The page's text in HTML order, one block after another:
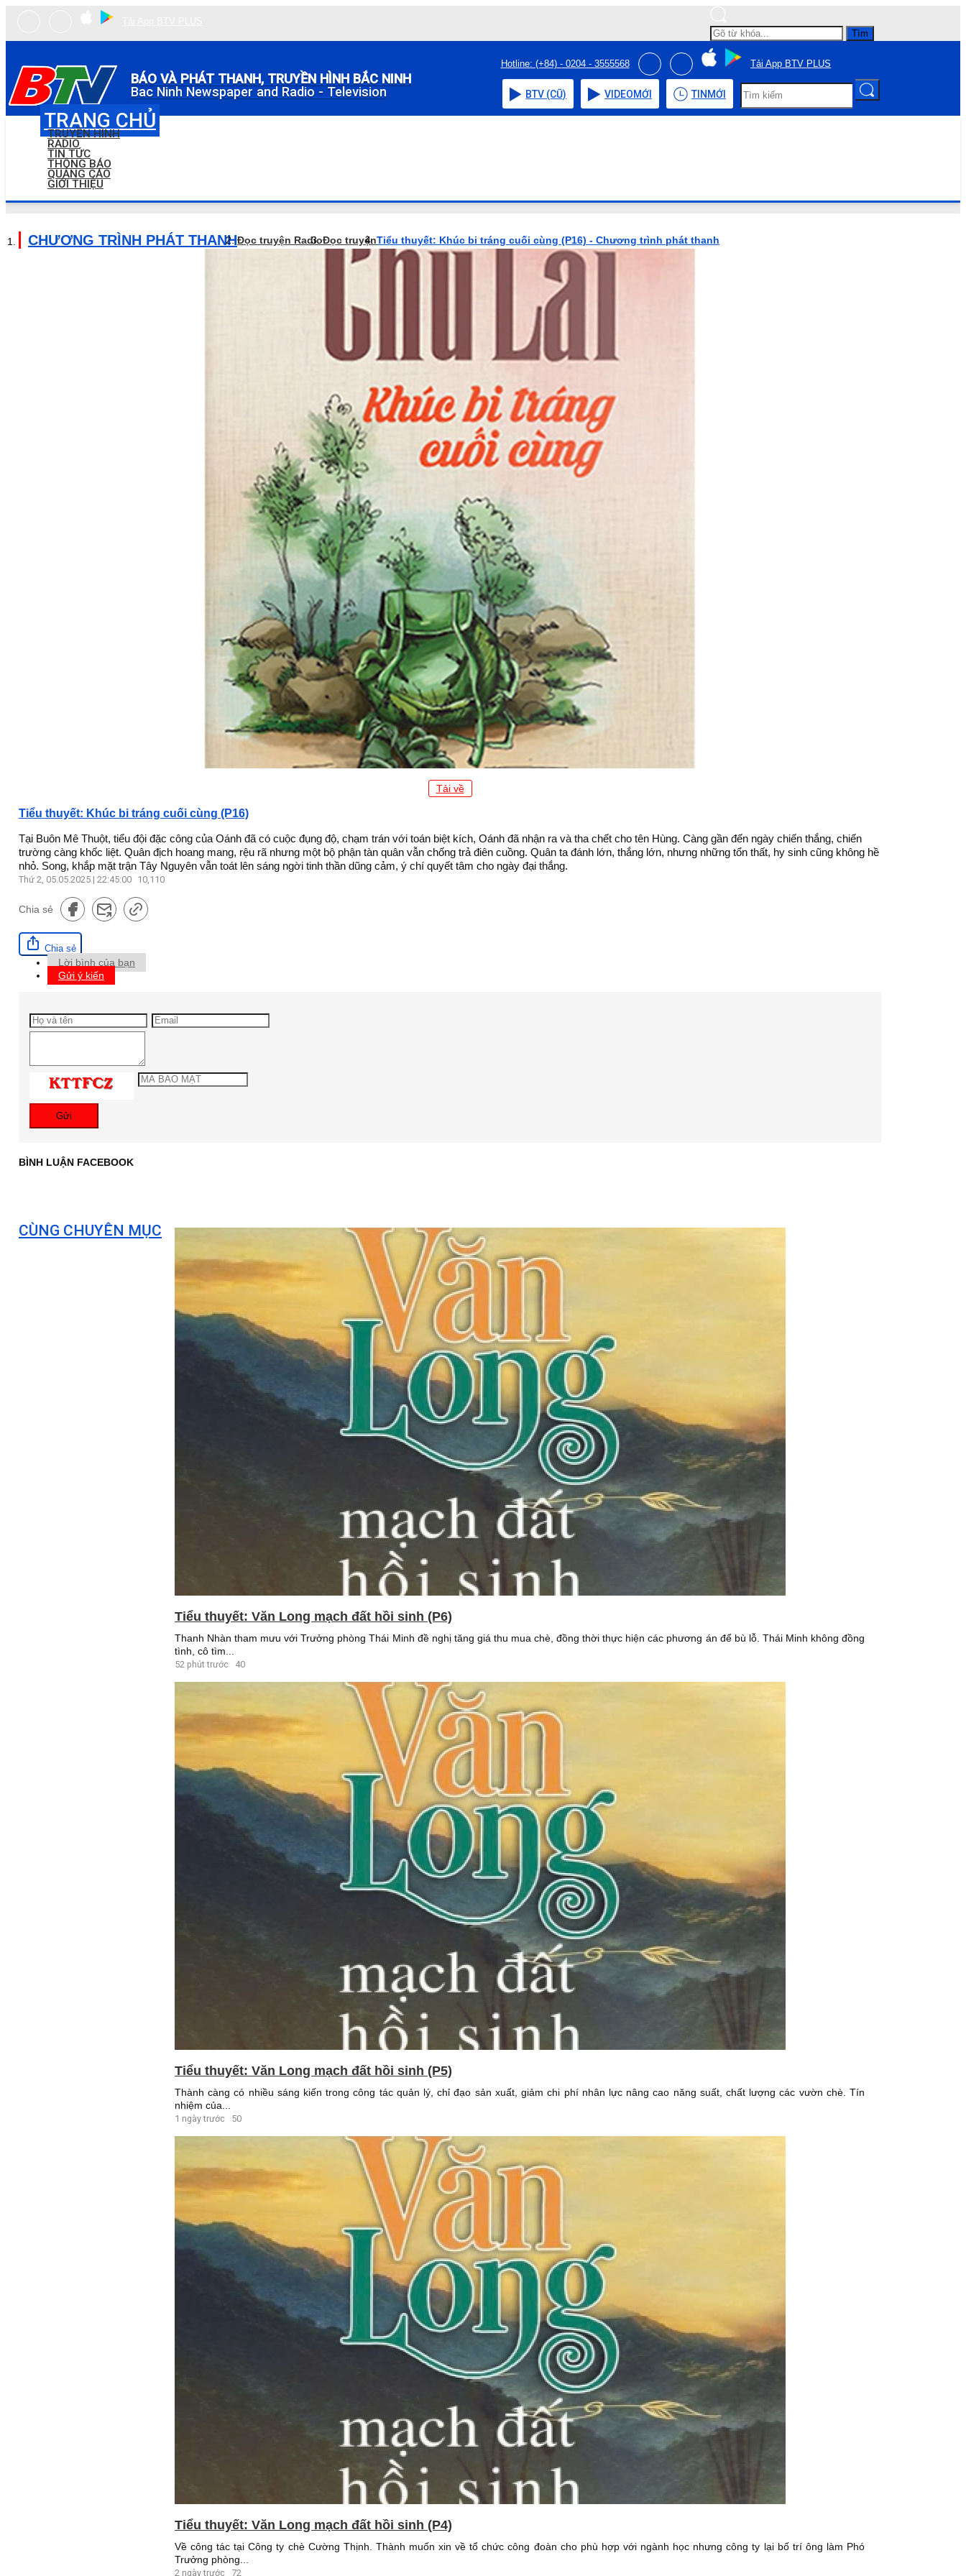
Tìm
BÁO VÀ PHÁT THANH, TRUYỀN HÌNH BẮC NINH
Bac Ninh Newspaper and Radio - Television
Hotline: (+84) - 0204 - 3555568 Tải App BTV PLUS
BTV (CŨ) VIDEOMỚI TIN MỚI
TRANG CHỦ
TRUYỀN HÌNH
RADIO
TIN TỨC
THÔNG BÁO
QUẢNG CÁO
GIỚI THIỆU
CHƯƠNG TRÌNH PHÁT THANHĐọc truyện RadioĐọc truyệnTiểu thuyết: Khúc bi tráng cuối cùng (P16) - Chương trình phát thanh
Tải về
Tiểu thuyết: Khúc bi tráng cuối cùng (P16)
Tại Buôn Mê Thuột, tiểu đội đặc công của Oánh đã có cuộc đụng độ, chạm trán với toán biệt kích, Oánh đã nhận ra và tha chết cho tên Hùng. Càng gần đến ngày chiến thắng, chiến
trường càng khốc liệt. Quân địch hoang mang, rệu rã nhưng một bộ phận tàn quân vẫn chống trả điên cuồng. Quân ta đánh lớn, thắng lớn, nhưng những tổn thất, hy sinh cũng không hề
nhỏ. Song, khắp mặt trận Tây Nguyên vẫn toát lên sáng ngời tinh thần dũng cảm, ý chí quyết tâm cho ngày đại thắng.
Thứ 2, 05.05.2025 | 22:45:00 10,110
Chia sẻ
Chia sẻ
Lời bình của bạn
Gửi ý kiến
Gửi
BÌNH LUẬN FACEBOOK
CÙNG CHUYÊN MỤC
Tiểu thuyết: Văn Long mạch đất hồi sinh (P6)
Thanh Nhàn tham mưu với Trưởng phòng Thái Minh đề nghị tăng giá thu mua chè, đồng thời thực hiện các phương án để bù lỗ. Thái Minh không đồng
tình, cô tìm...
52 phút trước 40
Tiểu thuyết: Văn Long mạch đất hồi sinh (P5)
Thành càng có nhiều sáng kiến trong công tác quản lý, chỉ đạo sản xuất, giảm chi phí nhân lực nâng cao năng suất, chất lượng các vườn chè. Tín
nhiệm của...
1 ngày trước 50
Tiểu thuyết: Văn Long mạch đất hồi sinh (P4)
Về công tác tại Công ty chè Cường Thịnh. Thành muốn xin về tổ chức công đoàn cho phù hợp với ngành học nhưng công ty lại bố trí ông làm Phó
Trưởng phòng...
2 ngày trước 72